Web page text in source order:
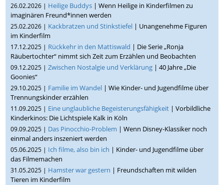
26.02.2026 | Heilige Buddys | Wenn Heilige in Kinderfilmen zu
imaginären Freund*innen werden
25.02.2026 | Kackbratzen und Stinkstiefel | Unangenehme Figuren
im Kinderfilm
17.12.2025 | Rückkehr in den Mattiswald | Die Serie „Ronja
Räubertochter“ nimmt sich Zeit zum Erzählen und Beobachten
09.12.2025 |Zwischen Nostalgie und Verklärung | 40 Jahre „Die
Goonies“
29.10.2025 | Familie im Wandel | Wie Kinder- und Jugendfilme über
Trennungskinder erzählen
11.09.2025 | Eine unglaubliche Begeisterungsfähigkeit | Vorbildliche
Kinderkinos: Die Lichtspiele Kalk in Köln
09.09.2025 | Das Pinocchio-Problem | Wenn Disney-Klassiker noch
einmal anders inszeniert werden
05.06.2025 | Ich filme, also bin ich | Kinder- und Jugendfilme über
das Filmemachen
31.05.2025 | Hamster war gestern | Freundschaften mit wilden
Tieren im Kinderfilm